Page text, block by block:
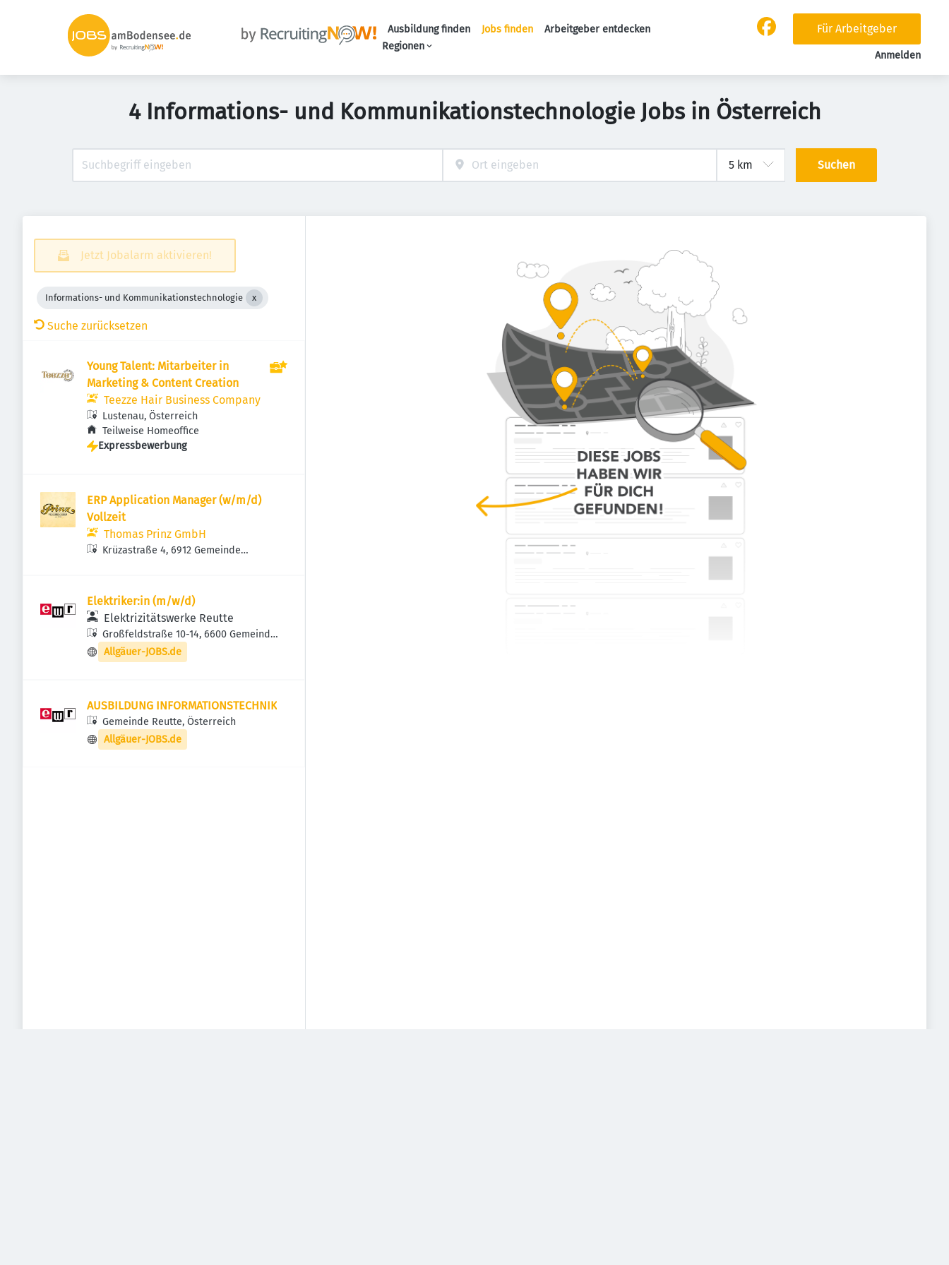
Ausbildung finden Jobs finden
Arbeitgeber entdecken
Regionen
Für Arbeitgeber
Anmelden
4 Informations- und Kommunikationstechnologie Jobs in Österreich
Suchen
Jetzt Jobalarm aktivieren!
Informations- und Kommunikationstechnologie
Suche zurücksetzen
Young Talent: Mitarbeiter in
Marketing & Content Creation
Teezze Hair Business Company
Lustenau, Österreich
Teilweise Homeoffice
Expressbewerbung
ERP Application Manager (w/m/d)
Vollzeit
Thomas Prinz GmbH
Krüzastraße 4, 6912 Gemeinde
Elektriker:in (m/w/d)
Elektrizitätswerke Reutte
Großfeldstraße 10-14, 6600 Gemeinde
Reutte, Österreich
Allgäuer-JOBS.de
AUSBILDUNG INFORMATIONSTECHNIK
Gemeinde Reutte, Österreich
Allgäuer-JOBS.de